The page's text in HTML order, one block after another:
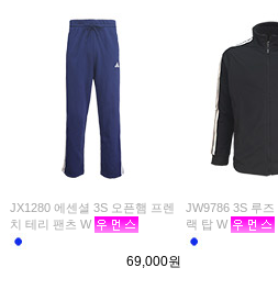
JX1280 에센셜 3S 오픈햄 프렌
치 테리 팬츠 W
69,000원
JW9786 3S 루
랙 탑 W